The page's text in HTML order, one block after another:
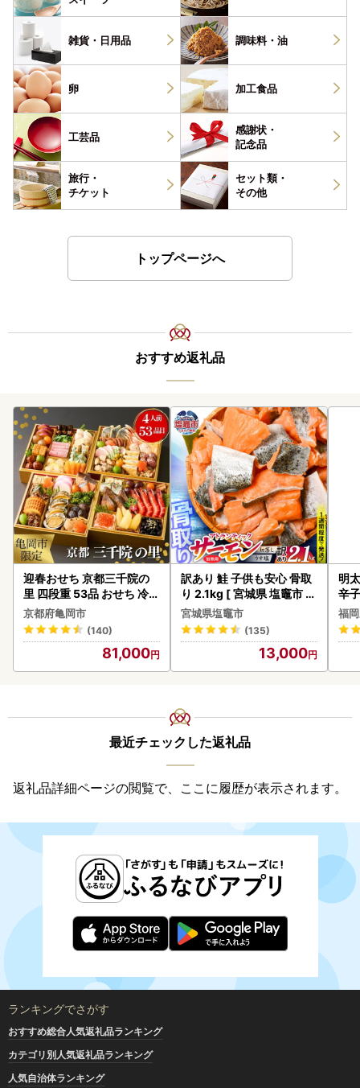
雑貨・ 日用品 調味料・ 油
卵 加工食品
工芸品
感謝状・
記念品
旅行・
チケット
セット類・
その他
トップページへ
おすすめ返礼品
迎春おせち 京都三千院の
里 四段重 53品 おせち 冷蔵
2027 先行予約
京都府亀岡市
(140)
81,000
訳あり 鮭 子供も安心 骨取
り 2.1kg [ 宮城県 塩竈市 ]
鮭
宮城県塩竈市
(135)
13,000
明
辛
福
最近チェックした返礼品
返礼品詳細ページの閲覧で、ここに履歴が表示されます。
ランキングでさがす
おすすめ総合人気返礼品ランキング
カテゴリ別人気返礼品ランキング
人気自治体ランキング